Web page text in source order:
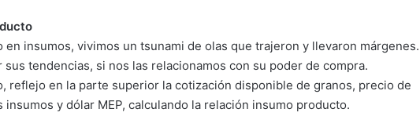
en insumos, vivimos un tsunami de olas que trajeron y llevaron márgenes.
sus tendencias, si nos las relacionamos con su poder de compra.
reflejo en la parte superior la cotización disponible de granos, precio de
y dólar MEP, calculando la relación insumo producto.